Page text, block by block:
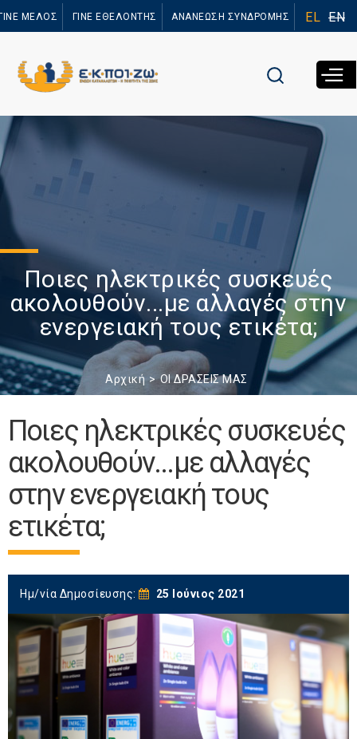
προς το
ΜΕΛΟΣ ΓΙΝΕ ΕΘΕΛΟΝΤΗΣ ΑΝΑΝΕΩΣΗ ΣΥΝΔΡΟΜΗΣ EL EN
Ποιες ηλεκτρικές συσκευές
ακολουθούν...με αλλαγές στην
ενεργειακή τους ετικέτα;
Αρχική ΟΙ ΔΡΑΣΕΙΣ ΜΑΣ
Ποιες ηλεκτρικές συσκευές
ακολουθούν...με αλλαγές
στην ενεργειακή τους
ετικέτα;
Ημ/νία Δημοσίευσης: 25 Ιούνιος 2021